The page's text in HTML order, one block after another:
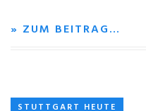
» ZUM BEITRAG…
STUTTGART HEUTE